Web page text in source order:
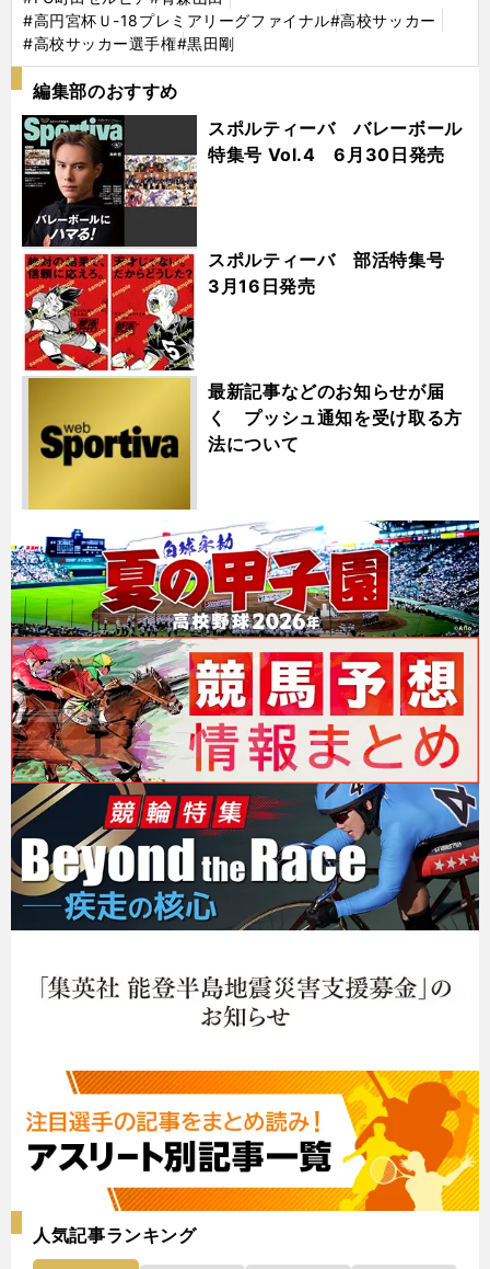
#高円宮杯Ｕ-18プレミアリーグファイナル#高校サッカー
#高校サッカー選手権#黒田剛
編集部のおすすめ
スポルティーバ バレーボール
特集号 Vol.4 6月30日発売
スポルティーバ 部活特集号
3月16日発売
最新記事などのお知らせが届
く プッシュ通知を受け取る方
法について
人気記事ランキング